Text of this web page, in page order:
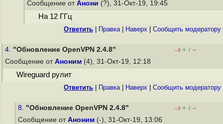
Сообщение от Анони (?), 31-Окт-19, 19:45
На 12 ГГц
Ответить Правка| Наверх Cообщить модератору
4. "Обновление OpenVPN 2.4.8" –3 + / –
Сообщение от Аноним (4), 31-Окт-19, 12:18
Wireguard рулит
Ответить Правка| Наверх Cообщить модератору
8. "Обновление OpenVPN 2.4.8" –3 + / –
Сообщение от Аноним (-), 31-Окт-19, 13:06